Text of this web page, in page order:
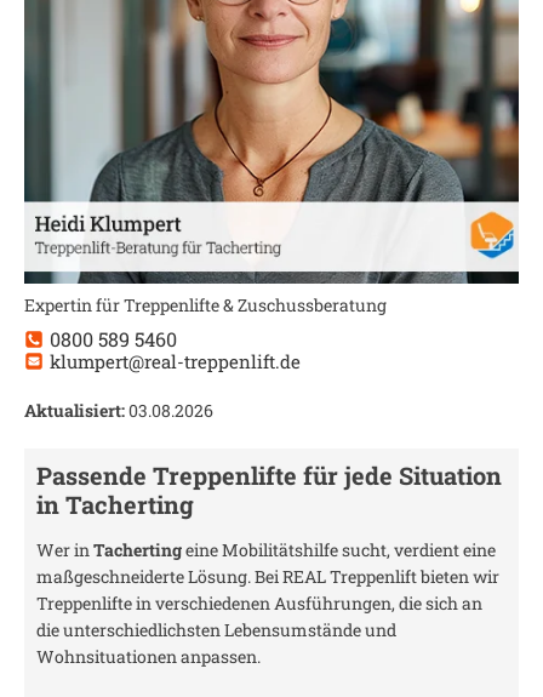
Expertin für Treppenlifte & Zuschussberatung
0800 589 5460
klumpert@real-treppenlift.de
Aktualisiert:03.08.2026
Passende Treppenlifte für jede Situation
inTacherting
Wer inTachertingeine Mobilitätshilfe sucht, verdient eine
maßgeschneiderte Lösung. Bei REAL Treppenlift bieten wir
Treppenlifte in verschiedenen Ausführungen, die sich an
die unterschiedlichsten Lebensumstände und
Wohnsituationen anpassen.